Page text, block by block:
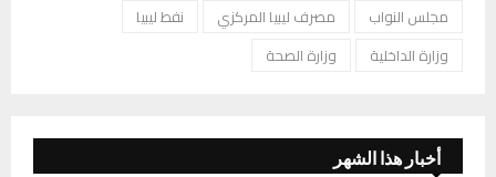
مجلس النواب
مصرف ليبيا المركزي
نفط ليبيا
وزارة الداخلية
وزارة الصحة
أخبار هذا الشهر